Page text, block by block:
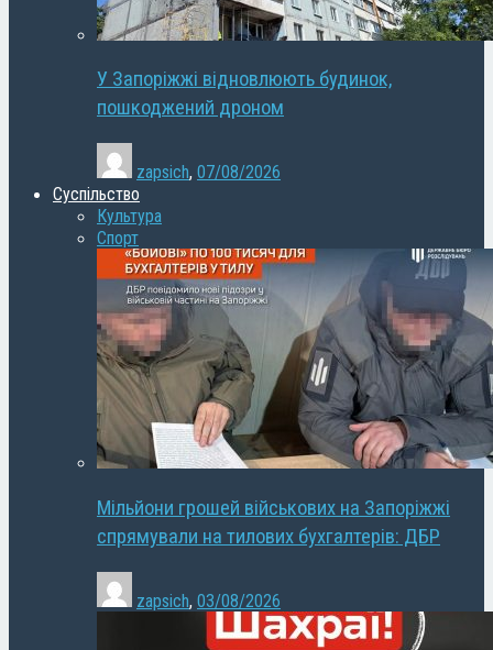
У Запоріжжі відновлюють будинок,
пошкоджений дроном
zapsich, 07/08/2026
Суспільство
Культура
Спорт
Мільйони грошей військових на Запоріжжі
спрямували на тилових бухгалтерів: ДБР
zapsich, 03/08/2026